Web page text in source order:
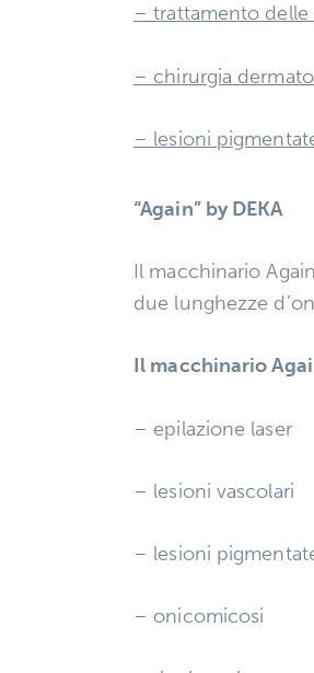
– trattamento delle
– chirurgia
– lesioni
“Again” by DEKA
Il macchinario
due lunghezze
Il macchinario
– epilazione laser
– lesioni vascolari
– lesioni
– onicomicosi